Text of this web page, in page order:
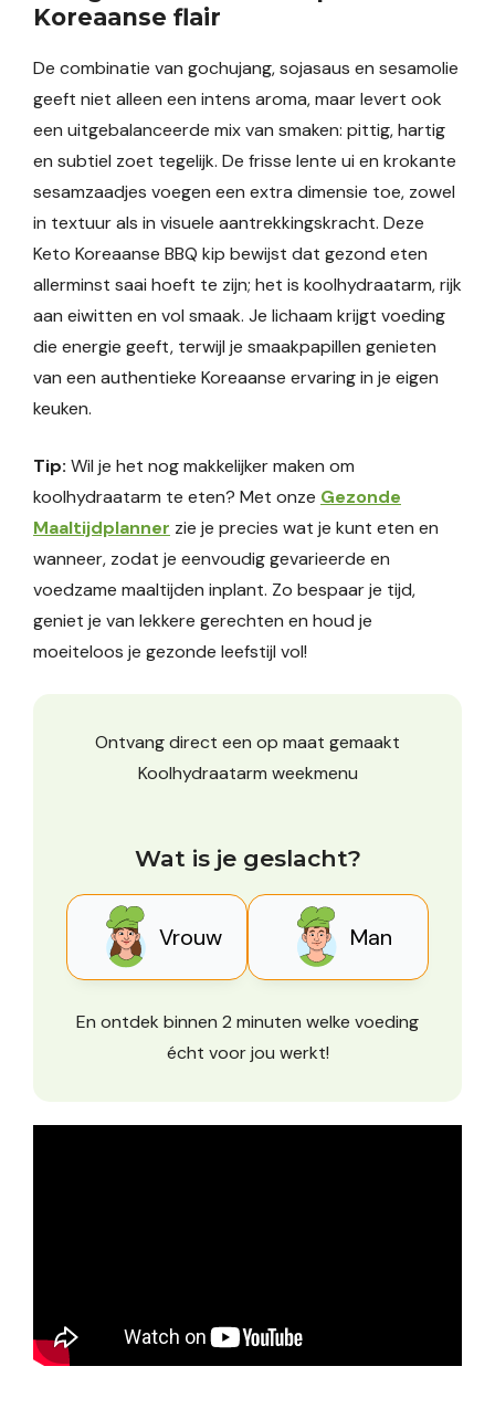
Koreaanse flair
De combinatie van gochujang, sojasaus en sesamolie
geeft niet alleen een intens aroma, maar levert ook
een uitgebalanceerde mix van smaken: pittig, hartig
en subtiel zoet tegelijk. De frisse lente ui en krokante
sesamzaadjes voegen een extra dimensie toe, zowel
in textuur als in visuele aantrekkingskracht. Deze
Keto Koreaanse BBQ kip bewijst dat gezond eten
allerminst saai hoeft te zijn; het is koolhydraatarm, rijk
aan eiwitten en vol smaak. Je lichaam krijgt voeding
die energie geeft, terwijl je smaakpapillen genieten
van een authentieke Koreaanse ervaring in je eigen
keuken.
Tip: Wil je het nog makkelijker maken om
koolhydraatarm te eten? Met onze Gezonde
Maaltijdplanner zie je precies wat je kunt eten en
wanneer, zodat je eenvoudig gevarieerde en
voedzame maaltijden inplant. Zo bespaar je tijd,
geniet je van lekkere gerechten en houd je
moeiteloos je gezonde leefstijl vol!
Ontvang direct een op maat gemaakt
Koolhydraatarm weekmenu
Wat is je geslacht?
Vrouw Man
En ontdek binnen 2 minuten welke voeding
écht voor jou werkt!